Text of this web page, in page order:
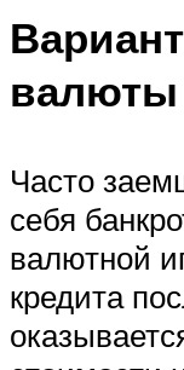
валюты
Часто
себя
валютной
кредита